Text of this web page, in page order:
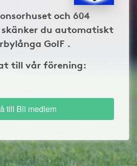
och 604
du automatiskt
GoIF .
till vår förening:
till Bli medlem